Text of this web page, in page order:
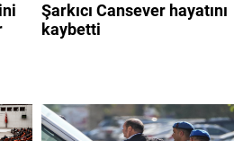
Şarkıcı Cansever hayatını
kaybetti